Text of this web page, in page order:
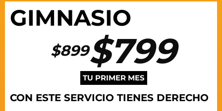
GIMNASIO
$899$799
TU PRIMER MES
CON ESTE SERVICIO TIENES DERECHO